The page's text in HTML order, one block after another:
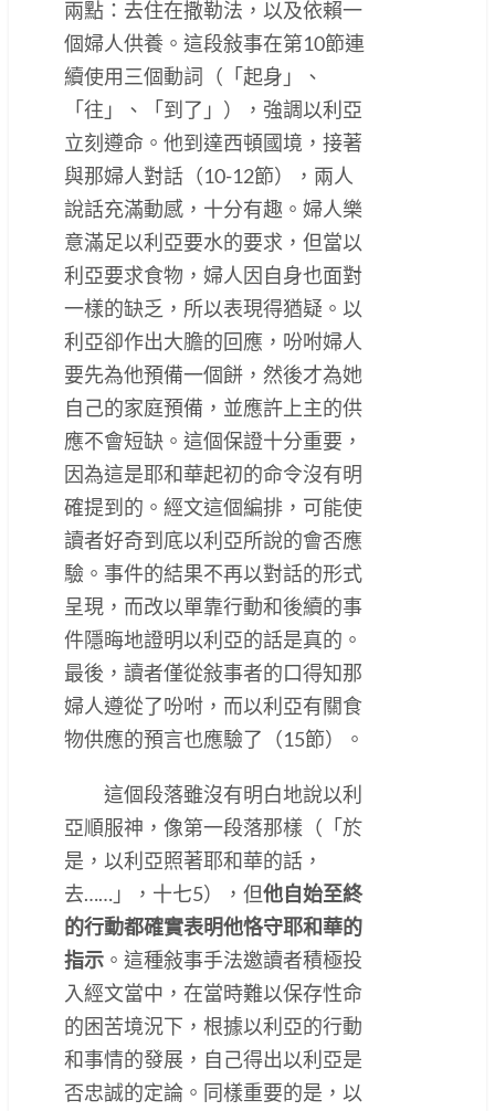
兩點：去住在撒勒法，以及依賴一
個婦人供養。這段敍事在第10節連
續使用三個動詞（「起身」、
「往」、「到了」），強調以利亞
立刻遵命。他到達西頓國境，接著
與那婦人對話（10-12節），兩人
說話充滿動感，十分有趣。婦人樂
意滿足以利亞要水的要求，但當以
利亞要求食物，婦人因自身也面對
一樣的缺乏，所以表現得猶疑。以
利亞卻作出大膽的回應，吩咐婦人
要先為他預備一個餅，然後才為她
自己的家庭預備，並應許上主的供
應不會短缺。這個保證十分重要，
因為這是耶和華起初的命令沒有明
確提到的。經文這個編排，可能使
讀者好奇到底以利亞所說的會否應
驗。事件的結果不再以對話的形式
呈現，而改以單靠行動和後續的事
件隱晦地證明以利亞的話是真的。
最後，讀者僅從敍事者的口得知那
婦人遵從了吩咐，而以利亞有關食
物供應的預言也應驗了（15節）。
這個段落雖沒有明白地說以利
亞順服神，像第一段落那樣（「於
是，以利亞照著耶和華的話，
去……」，十七5），但他自始至終
的行動都確實表明他恪守耶和華的
指示 。這種敍事手法邀讀者積極投
入經文當中，在當時難以保存性命
的困苦境況下，根據以利亞的行動
和事情的發展，自己得出以利亞是
否忠誠的定論。同樣重要的是，以